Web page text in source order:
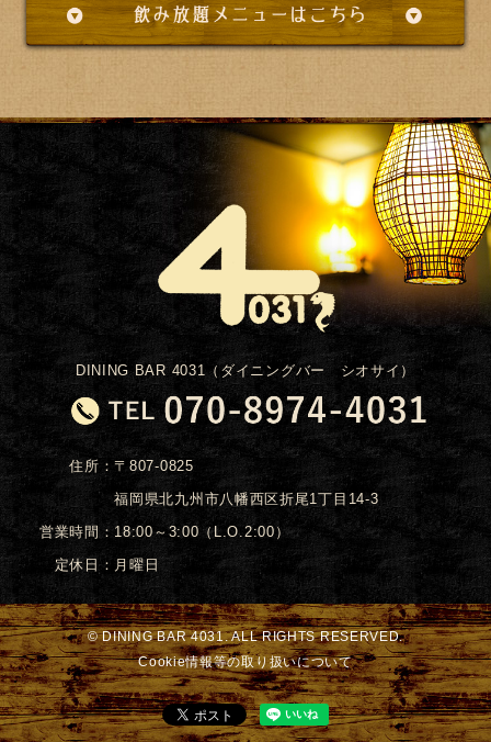
DINING BAR 4031（ダイニングバー シオサイ）
住所：〒807-0825
福岡県北九州市八幡西区折尾1丁目14-3
営業時間： 18:00～3:00（L.O.2:00）
定休日： 月曜日
© DINING BAR 4031. ALL RIGHTS RESERVED.
Cookie情報等の取り扱いについて